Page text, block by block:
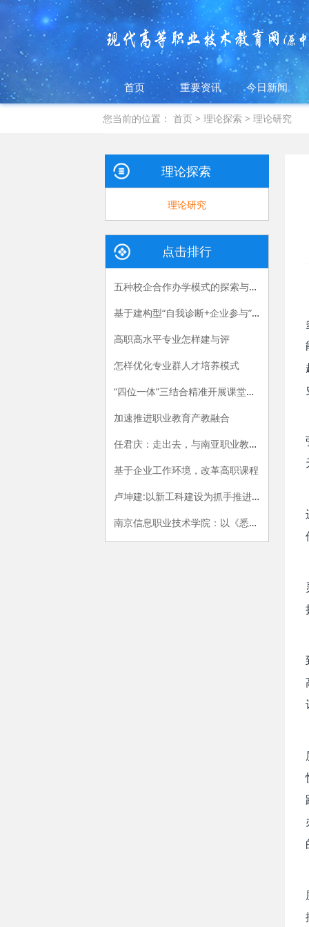
首页 重要资讯 今日新闻
您当前的位置：首页 >理论探索 >理论研究
理论探索
理论研究
点击排行
五种校企合作办学模式的探索与实践
基于建构型“自我诊断+企业参与”的专业评价指标体系构建研究
高职高水平专业怎样建与评
怎样优化专业群人才培养模式
“四位一体”三结合精准开展课堂教学评价的探索与实践
加速推进职业教育产教融合
任君庆：走出去，与南亚职业教育牵手
基于企业工作环境，改革高职课程
卢坤建:以新工科建设为抓手推进高职院校供给侧改革
南京信息职业技术学院：以《悉尼协议》为范式，开展专业内涵建设